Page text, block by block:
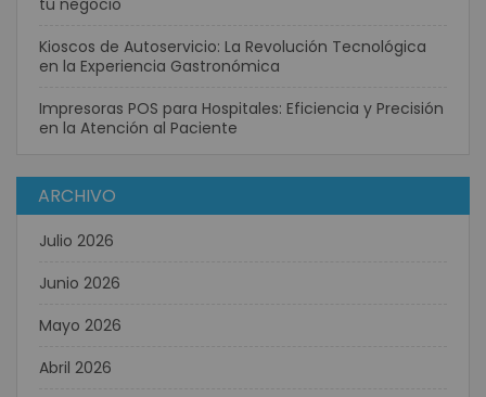
tu negocio
Kioscos de Autoservicio: La Revolución Tecnológica
en la Experiencia Gastronómica
Impresoras POS para Hospitales: Eficiencia y Precisión
en la Atención al Paciente
ARCHIVO
Julio 2026
Junio 2026
Mayo 2026
Abril 2026